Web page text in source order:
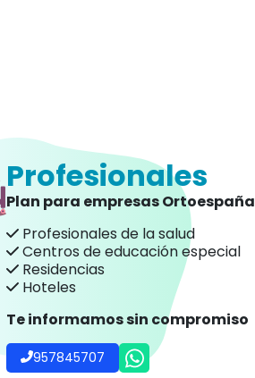
Profesionales
Plan para empresas Ortoespaña
Profesionales de la salud
Centros de educación especial
Residencias
Hoteles
Te informamos sin compromiso
957845707